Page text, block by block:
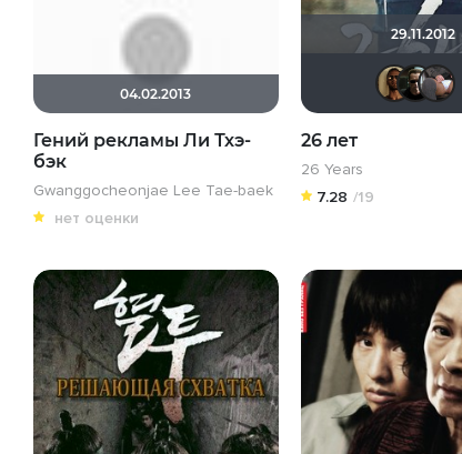
04.02.2013
Гений рекламы Ли Тхэ-
бэк
Gwanggocheonjae Lee Tae-baek
нет оценки
29.11.2012
26 лет
26 Years
7.28 /19